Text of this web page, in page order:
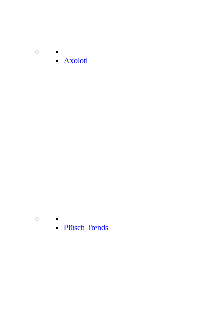
Axolotl
Plüsch Trends